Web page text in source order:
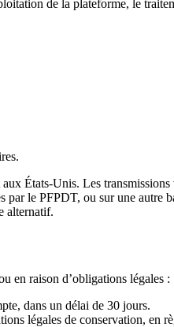
de la plateforme, le
États-Unis. Les
le PFPDT, ou sur une autre
alternatif.
en raison d’obligations légales :
dans un délai de 30 jours.
légales de conservation, en